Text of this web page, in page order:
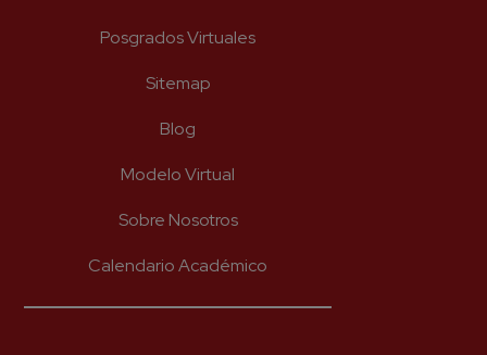
Apellido *
Correo *
Posgrados Virtuales
Sitemap
Blog
Modelo Virtual
Sobre Nosotros
Calendario Académico